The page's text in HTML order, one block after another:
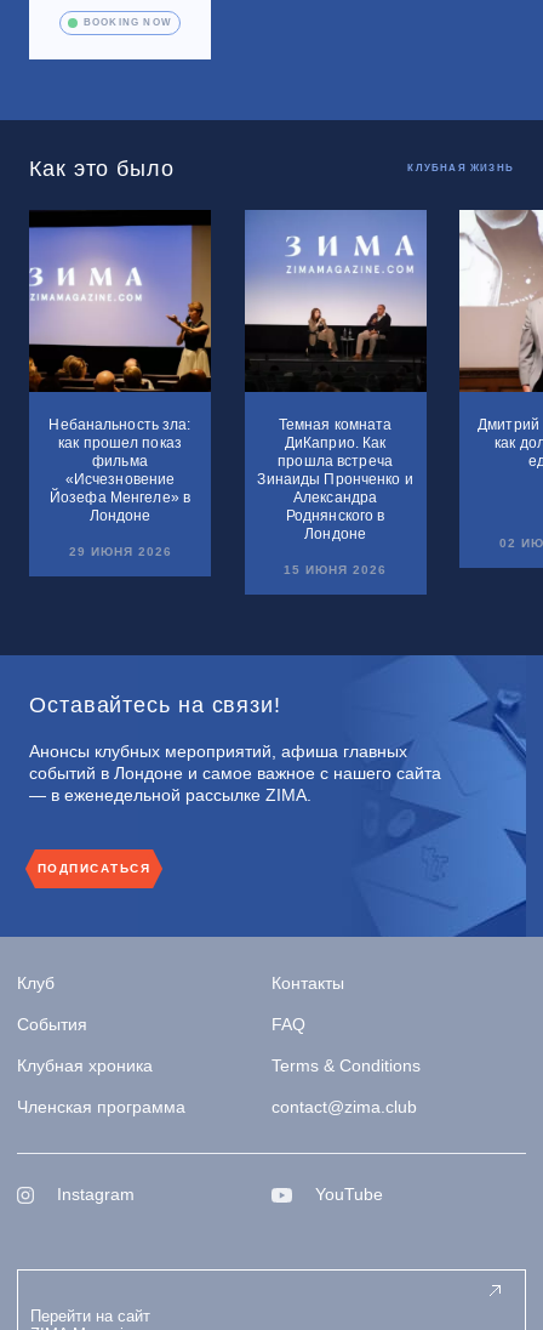
BOOKING NOW
Как это было КЛУБНАЯ ЖИЗНЬ
Небанальность зла:
как прошел показ
фильма
«Исчезновение
Йозефа Менгеле» в
Лондоне
29 ИЮНЯ 2026
Темная комната
ДиКаприо. Как
прошла встреча
Зинаиды Пронченко и
Александра
Роднянского в
Лондоне
15 ИЮНЯ 2026
Дмитрий
как
02
Оставайтесь на связи!
Анонсы клубных мероприятий, афиша главных
событий в Лондоне и самое важное с нашего сайта
— в еженедельной рассылке ZIMA.
ПОДПИСАТЬСЯ
Клуб
События
Клубная хроника
Членская программа
Контакты
FAQ
Terms & Conditions
contact@zima.club
Instagram YouTube
Перейти на сайт